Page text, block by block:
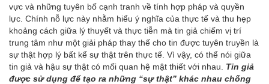
vực và những tuyên bố cạnh tranh về tính hợp pháp và quyền
lực. Chính nỗ lực này nhằm hiểu ý nghĩa của thực tế và thu hẹp
khoảng cách giữa lý thuyết và thực tiễn mà tin giả chiếm vị trí
trung tâm như một giải pháp thay thế cho tin được tuyên truyền là
sự thật hợp lý bất kể sự thật trên thực tế. Vì vậy, có thể nói giữa
tin giả và hậu sự thật có mối quan hệ mật thiết với nhau. Tin giả
được sử dụng để tạo ra những “sự thật” khác nhau chống